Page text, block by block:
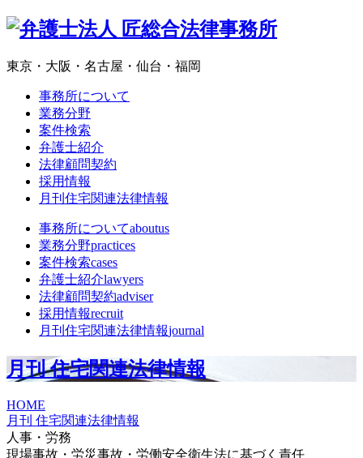
東京・大阪・名古屋・仙台・福岡
事務所について
業務分野
案件検索
弁護士紹介
法律顧問契約
採用情報
月刊住宅関連法律情報
事務所についてaboutus
業務分野practices
案件検索cases
弁護士紹介lawyers
法律顧問契約adviser
採用情報recruit
月刊住宅関連法律情報journal
月刊 住宅関連法律情報
HOME
月刊 住宅関連法律情報
人事・労務
現場事故・労災事故・労働安全衛生法に基づく責任